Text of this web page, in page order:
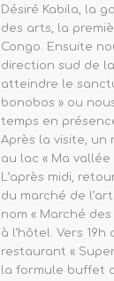
Désiré Kabila, la
des arts, la
Congo. Ensuite
direction sud de
atteindre le
bonobos » ou
temps en
Après la visite, un
au lac « Ma vallée
L’après midi,
du marché de
nom « Marché
à l’hôtel. Vers 19h
restaurant «
la formule buffet